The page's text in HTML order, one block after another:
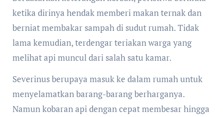
ketika dirinya hendak memberi makan ternak dan
berniat membakar sampah di sudut rumah. Tidak
lama kemudian, terdengar teriakan warga yang
melihat api muncul dari salah satu kamar.
Severinus berupaya masuk ke dalam rumah untuk
menyelamatkan barang-barang berharganya.
Namun kobaran api dengan cepat membesar hingga